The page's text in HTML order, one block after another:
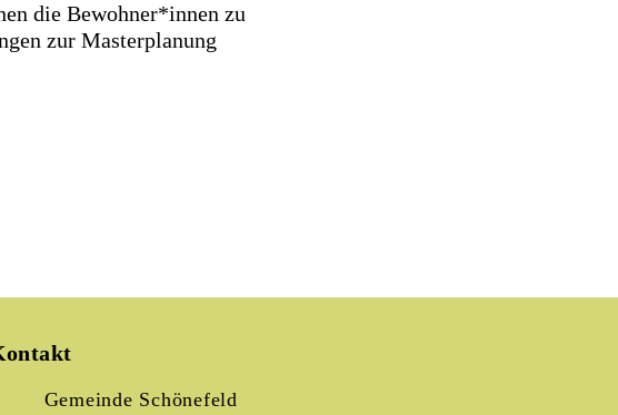
die Bewohner*innen zu
zur Masterplanung
Gemeinde Schönefeld